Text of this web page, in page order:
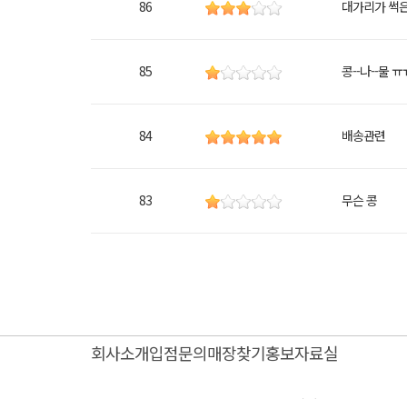
86 대가리가 썩
85 콩--나--물 ㅠ
84 배송관련
83 무슨 콩
회사소개입점문의매장찾기홍보자료실